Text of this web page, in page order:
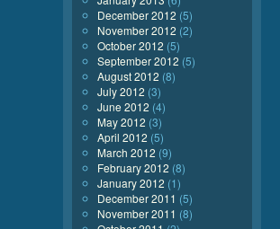
December 2012 (5)
November 2012 (2)
October 2012 (5)
September 2012 (5)
August 2012 (8)
July 2012 (3)
June 2012 (4)
May 2012 (3)
April 2012 (5)
March 2012 (9)
February 2012 (8)
January 2012 (1)
December 2011 (5)
November 2011 (8)